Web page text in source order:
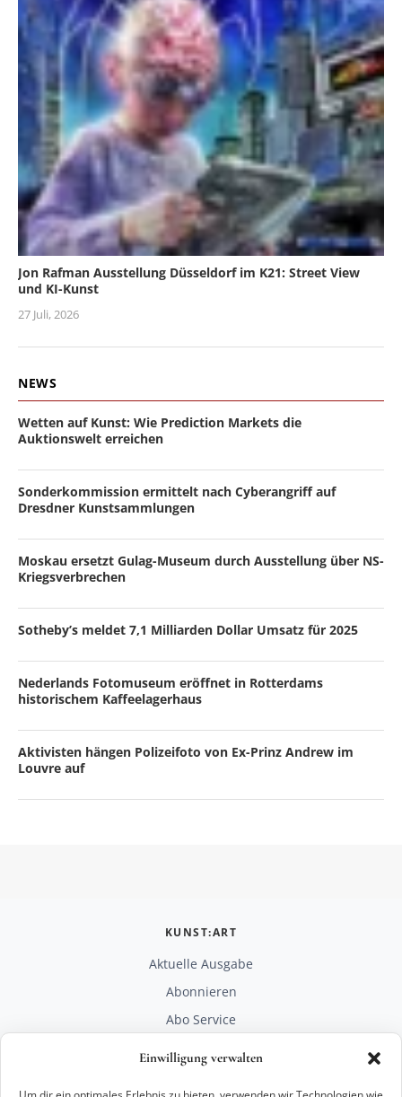
Einwilligung verwalten
Jon Rafman Ausstellung Düsseldorf im K21: Street View
und KI-Kunst
27 Juli, 2026
NEWS
Wetten auf Kunst: Wie Prediction Markets die
Auktionswelt erreichen
Sonderkommission ermittelt nach Cyberangriff auf
Dresdner Kunstsammlungen
Moskau ersetzt Gulag-Museum durch Ausstellung über NS-
Kriegsverbrechen
Sotheby’s meldet 7,1 Milliarden Dollar Umsatz für 2025
Nederlands Fotomuseum eröffnet in Rotterdams
historischem Kaffeelagerhaus
Aktivisten hängen Polizeifoto von Ex-Prinz Andrew im
Louvre auf
KUNST:ART
Aktuelle Ausgabe
Abonnieren
Abo Service